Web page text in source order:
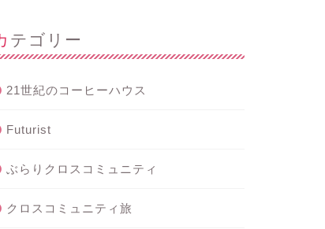
カテゴリー
21世紀のコーヒーハウス
Futurist
ぶらりクロスコミュニティ
クロスコミュニティ旅